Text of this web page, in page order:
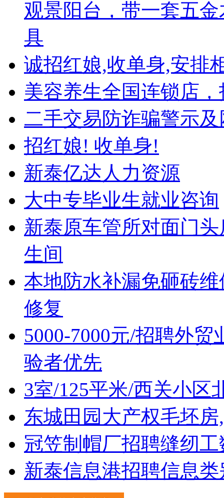
观景阳台，带一套五
具
诚招红娘,收单身,安排
美容养生全国连锁店
二手交易防诈骗警示
招红娘! 收单身!
新泰亿达人力资源
大中专毕业生就业咨询
新泰原车管所对面门
生间
本地防水补漏免砸砖
修复
5000-7000元/招聘外
验者优先
3室/125平米/西关小区
东城田园大产权毛坯
冠笠制帽厂招聘缝纫
新泰信息港招聘信息